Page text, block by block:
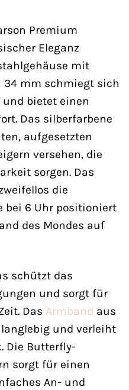
Premium
Eleganz
mit
34 mm schmiegt sich
bietet einen
Das silberfarbene
aufgesetzten
versehen, die
sorgen. Das
die
bei 6 Uhr positioniert
des Mondes auf
schützt das
und sorgt für
Das Armband aus
und verleiht
Die Butterfly-
sorgt für einen
An- und